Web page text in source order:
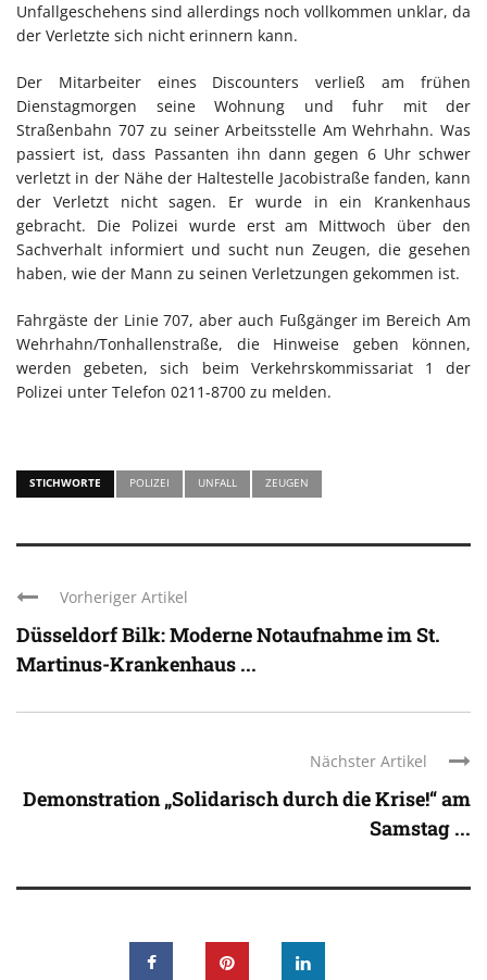
Unfallgeschehens sind allerdings noch vollkommen unklar, da
der Verletzte sich nicht erinnern kann.
Der Mitarbeiter eines Discounters verließ am frühen
Dienstagmorgen seine Wohnung und fuhr mit der
Straßenbahn 707 zu seiner Arbeitsstelle Am Wehrhahn. Was
passiert ist, dass Passanten ihn dann gegen 6 Uhr schwer
verletzt in der Nähe der Haltestelle Jacobistraße fanden, kann
der Verletzt nicht sagen. Er wurde in ein Krankenhaus
gebracht. Die Polizei wurde erst am Mittwoch über den
Sachverhalt informiert und sucht nun Zeugen, die gesehen
haben, wie der Mann zu seinen Verletzungen gekommen ist.
Fahrgäste der Linie 707, aber auch Fußgänger im Bereich Am
Wehrhahn/Tonhallenstraße, die Hinweise geben können,
werden gebeten, sich beim Verkehrskommissariat 1 der
Polizei unter Telefon 0211-8700 zu melden.
STICHWORTE POLIZEI UNFALL ZEUGEN
Vorheriger Artikel
Düsseldorf Bilk: Moderne Notaufnahme im St.
Martinus-Krankenhaus ...
Nächster Artikel
Demonstration „Solidarisch durch die Krise!“ am
Samstag ...